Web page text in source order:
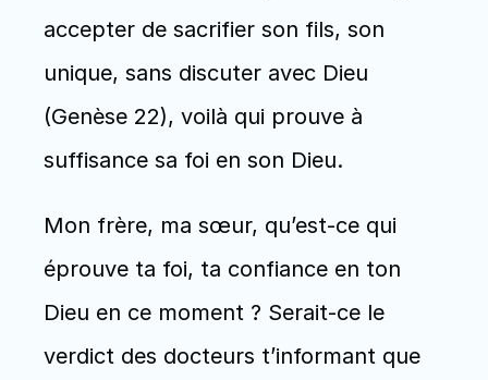
accepter de sacrifier son fils, son
unique, sans discuter avec Dieu
(Genèse 22), voilà qui prouve à
suffisance sa foi en son Dieu.
Mon frère, ma sœur, qu’est-ce qui
éprouve ta foi, ta confiance en ton
Dieu en ce moment ? Serait-ce le
verdict des docteurs t’informant que